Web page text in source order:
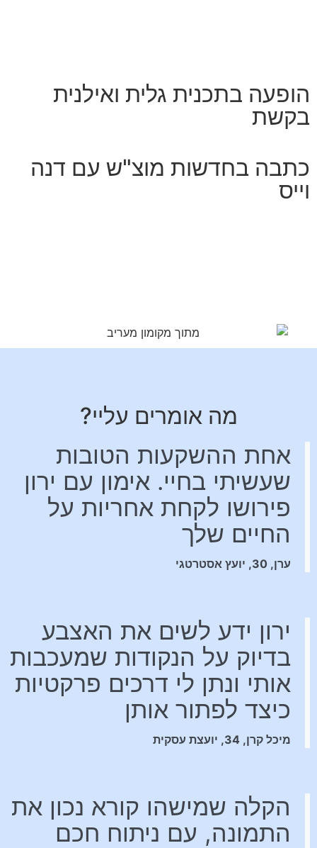
הופעה בתכנית גלית ואילנית
בקשת
כתבה בחדשות מוצ"ש עם דנה
וייס
מה אומרים עליי?
אחת ההשקעות הטובות
שעשיתי בחיי. אימון עם ירון
פירושו לקחת אחריות על
החיים שלך
ערן, 30, יועץ אסטרטגי
ירון ידע לשים את האצבע
בדיוק על הנקודות שמעכבות
אותי ונתן לי דרכים פרקטיות
כיצד לפתור אותן
מיכל קרן, 34, יועצת עסקית
הקלה שמישהו קורא נכון את
התמונה, עם ניתוח חכם